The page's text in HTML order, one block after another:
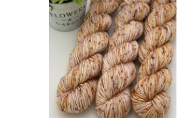
on
mitu
varianti.
Valikud
saab
valida
tootelehel